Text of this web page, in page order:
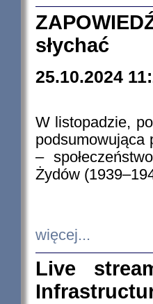
słychać
25.10.2024
W listopadzie,
podsumowująca
–
Żydów
więcej...
Live